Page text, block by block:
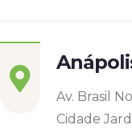
Av. Brasil
Cidade